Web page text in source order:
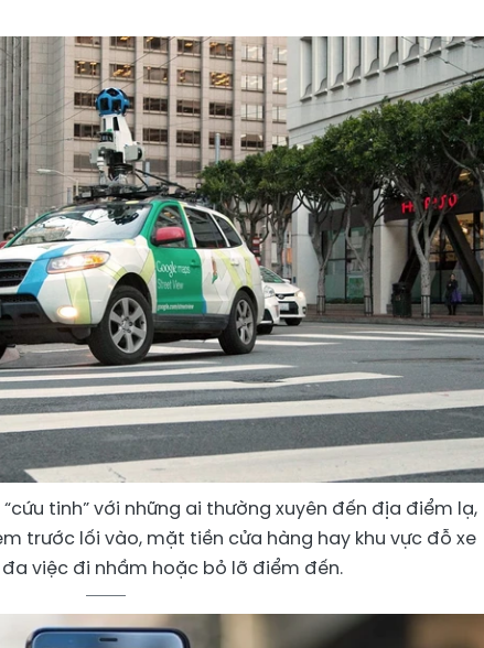
tinh” với những ai thường xuyên đến địa điểm lạ,
trước lối vào, mặt tiền cửa hàng hay khu vực đỗ xe
việc đi nhầm hoặc bỏ lỡ điểm đến.